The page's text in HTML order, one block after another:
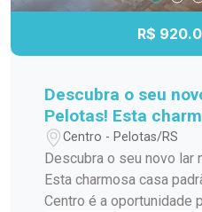
R$
Descubra o seu
Pelotas! Esta
venda no bairro
oportunidade
busca conforto e
uma localização
Centro - Pelotas/RS
Descubra o seu novo lar
Esta charmosa casa
Centro é a oportunidade